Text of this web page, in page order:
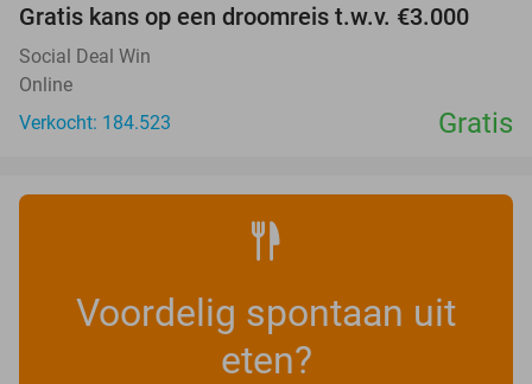
Gratis kans op een droomreis t.w.v. €3.000
Social Deal Win
Online
Verkocht: 184.523
Gratis
Voordelig spontaan uit
eten?